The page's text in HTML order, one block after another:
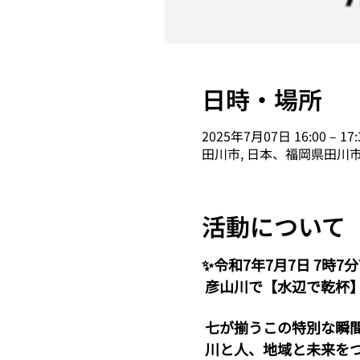
日時・場所
2025年7月07日 16:00 –
田川市, 日本、福岡県田川
活動について
✨令和7年7月7日 7時7
彦山川で【水辺で乾杯
七が揃うこの特別な瞬
川と人、地域と未来を